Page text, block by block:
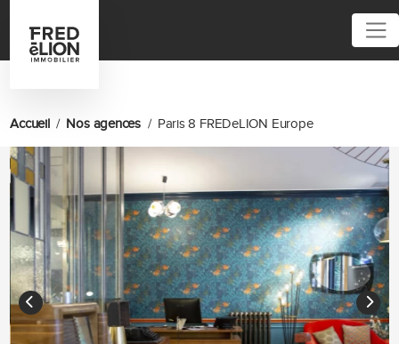
Accueil Nos agences Paris 8 FREDeLION Europe